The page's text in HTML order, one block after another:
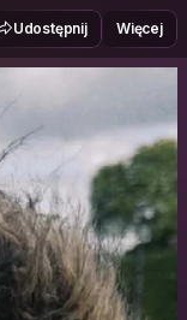
Udostępnij Więcej